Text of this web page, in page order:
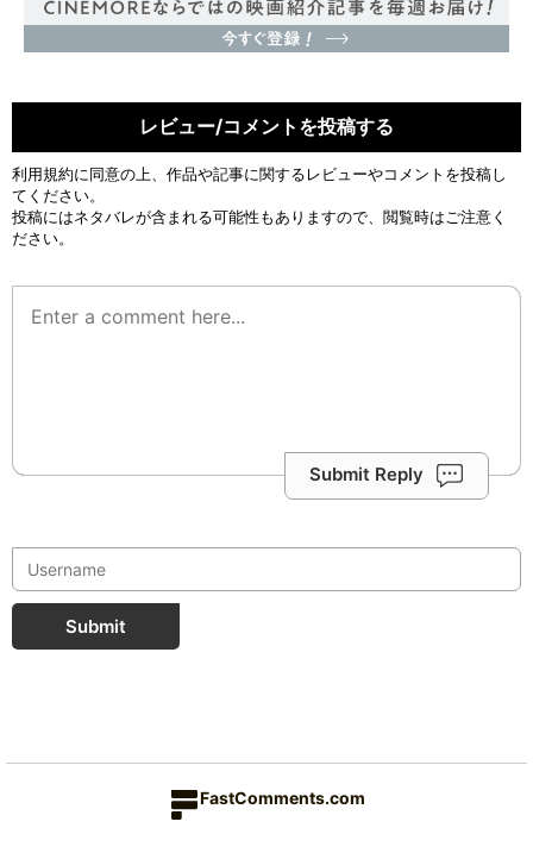
レビュー/コメントを投稿する
利用規約に同意の上、作品や記事に関するレビューやコメントを投稿し
てください。
投稿にはネタバレが含まれる可能性もありますので、閲覧時はご注意く
ださい。
Submit Reply
Submit
FastComments.com